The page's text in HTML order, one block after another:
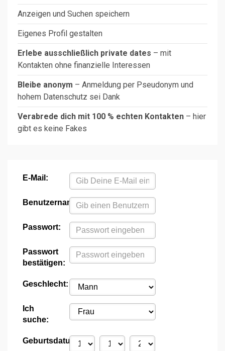
Anzeigen und Suchen speichern
Eigenes Profil gestalten
Erlebe ausschließlich private dates – mit
Kontakten ohne finanzielle Interessen
Bleibe anonym – Anmeldung per Pseudonym und
hohem Datenschutz sei Dank
Verabrede dich mit 100 % echten Kontakten – hier
gibt es keine Fakes